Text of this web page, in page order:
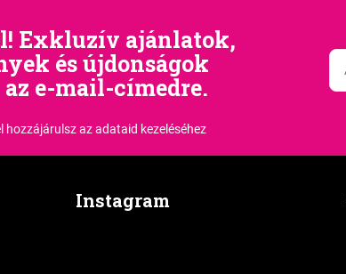
Exkluzív ajánlatok,
és újdonságok
az e-mail-címedre.
hozzájárulszaz adataid kezeléséhez
Instagram